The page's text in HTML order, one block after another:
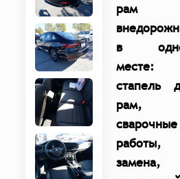
рам
в
месте:
стапель
рам,
сварочные
работы,
замена,